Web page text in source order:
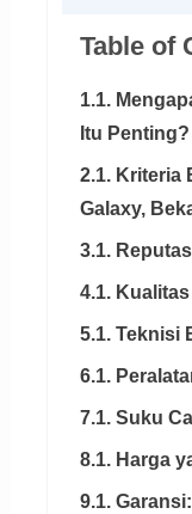
Table of
1.1.
Itu Penting?
2.1. Kriteria
Galaxy,
3.1.
4.1.
5.1. Teknisi
6.1.
7.1. Suku
8.1. Harga
9.1. Garansi: